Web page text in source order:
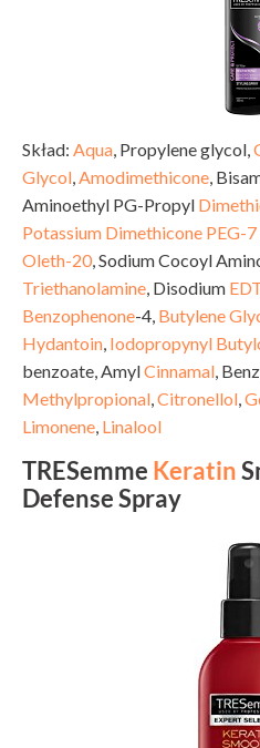
Skład: Aqua , Propylene glycol,
Glycol Amodimethicone ,
Aminoethyl PG-Propyl
Potassium Dimethicone PEG-7
Oleth-20 , Sodium Cocoyl
Triethanolamine , Disodium
Benzophenone-4, Butylene
Hydantoin Iodopropynyl
benzoate, AmylCinnamal ,
Methylpropional Citronellol
Limonene Linalool
TRESemme Keratin
Defense Spray